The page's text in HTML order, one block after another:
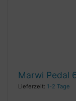
Marwi Pedal
Lieferzeit: 1-2 Tage